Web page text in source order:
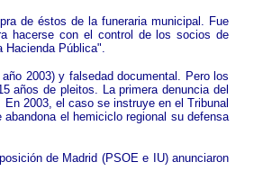
de éstos de la funeraria municipal. Fue
hacerse con el control de los socios de
Hacienda Pública".
2003) y falsedad documental. Pero los
años de pleitos. La primera denuncia del
2003, el caso se instruye en el Tribunal
el hemiciclo regional su defensa
de Madrid (PSOE e IU) anunciaron